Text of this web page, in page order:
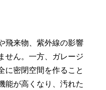
飛来物、紫外線の影響
せん。一方、ガレージ
に密閉空間を作ること
能が高くなり、汚れた